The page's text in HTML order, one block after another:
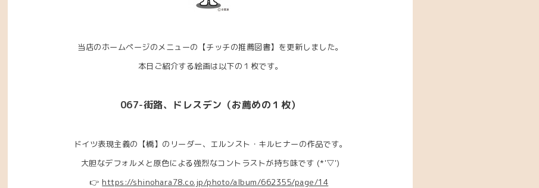
当店のホームページのメニューの【チッチの推薦図書】を更新しました。
本日ご紹介する絵画は以下の１枚です。
067-街路、ドレスデン（お薦めの１枚）
ドイツ表現主義の【橋】のリーダー、エルンスト・キルヒナーの作品です。
大胆なデフォルメと原色による強烈なコントラストが持ち味です (*'▽')
👉 https://shinohara78.co.jp/photo/album/662355/page/14